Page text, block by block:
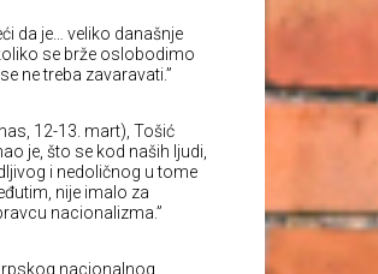
da je… veliko današnje
se brže oslobodimo
ne treba zavaravati.”
12-13. mart), Tošić
je, što se kod naših ljudi,
i nedoličnog u tome
nije imalo za
nacionalizma.”
nacionalnog